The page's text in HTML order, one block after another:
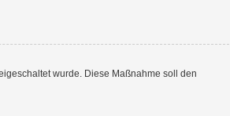
wurde. Diese Maßnahme soll den